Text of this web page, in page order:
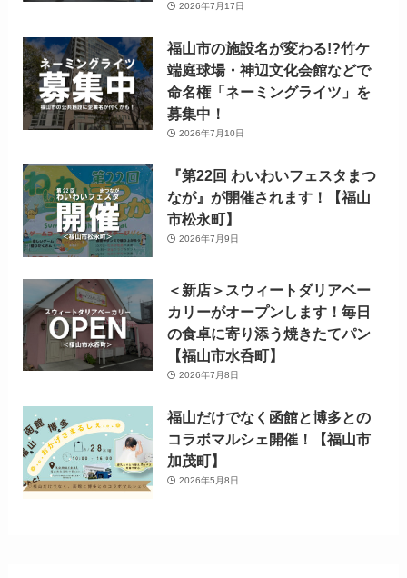
2026年7月17日
福山市の施設名が変わる!?竹ケ
端庭球場・神辺文化会館などで
命名権「ネーミングライツ」を
募集中！
2026年7月10日
『第22回 わいわいフェスタまつ
なが』が開催されます！【福山
市松永町】
2026年7月9日
＜新店＞スウィートダリアベー
カリーがオープンします！毎日
の食卓に寄り添う焼きたてパン
【福山市水呑町】
2026年7月8日
福山だけでなく函館と博多との
コラボマルシェ開催！【福山市
加茂町】
2026年5月8日